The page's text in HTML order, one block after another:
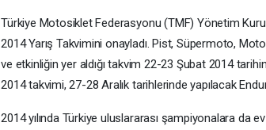
Türkiye Motosiklet Federasyonu (TMF) Yönetim
2014 Yarış Takvimini onayladı. Pist, Süpermoto,
ve etkinliğin yer aldığı takvim 22-23 Şubat 2014
2014 takvimi, 27-28 Aralık tarihlerinde yapılacak
2014 yılında Türkiye uluslararası şampiyonalara da